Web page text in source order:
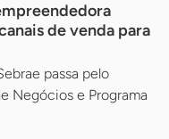
de venda para
passa pelo
Negócios e Programa